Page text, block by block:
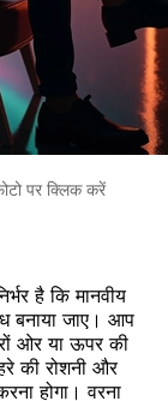
पर क्लिक करें
है कि मानवीय
ओर या ऊपर की
रोशनी और
होगा। वरना
खो जाएगा।
face, soft,
head, galaxy